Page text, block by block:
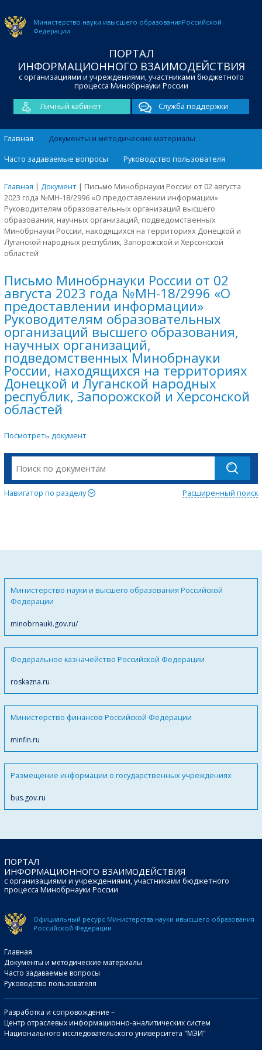
Министерство науки ивысшего образованияРоссийской
Федерации
ПОРТАЛ
ИНФОРМАЦИОННОГО ВЗАИМОДЕЙСТВИЯ
с организациями и учреждениями, участниками бюджетного
процесса Минобрнауки России
Личный кабинет
Служба поддержки
Главная
Документы и методические материалы
Часто задаваемые вопросы
Руководство пользователя
Главная | Документ | Письмо Минобрнауки России от 02 августа
2023 года №МН-18/2996 «О предоставлении информации»
Руководителям образовательных организаций высшего
образования, научных организаций, подведомственных
Минобрнауки России, находящихся на территориях Донецкой и
Луганской народных республик, Запорожской и Херсонской
областей
Письмо Минобрнауки России от 02
августа 2023 года №МН-18/2996 «О
предоставлении информации»
Руководителям образовательных
организаций высшего образования,
научных организаций,
подведомственных Минобрнауки
России, находящихся на территориях
Донецкой и Луганской народных
республик, Запорожской и Херсонской
областей
Посмотреть документ
Навигатор по разделу Расширенный поиск
Министерство науки и высшего образования Российской
Федерации
minobrnauki.gov.ru/
Федеральное казначейство Российской Федерации
roskazna.ru
Министерство финансов Российской Федерации
minfin.ru
Размещение информации о государственных учреждениях
bus.gov.ru
ПОРТАЛ
ИНФОРМАЦИОННОГО ВЗАИМОДЕЙСТВИЯ
с организациями и учреждениями, участниками бюджетного
процесса Минобрнауки России
Официальный ресурс Министерства науки ивысшего образования
Российской Федерации
Главная
Документы и методические материалы
Часто задаваемые вопросы
Руководство пользователя
Разработка и сопровождение –
Центр отраслевых информационно-аналитических систем
Национального исследовательского университета "МЭИ"